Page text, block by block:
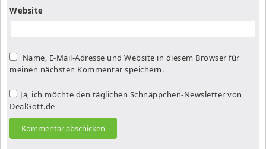
Website
Name, E-Mail-Adresse und Website in diesem Browser für
meinen nächsten Kommentar speichern.
Ja, ich möchte den täglichen Schnäppchen-Newsletter von
DealGott.de